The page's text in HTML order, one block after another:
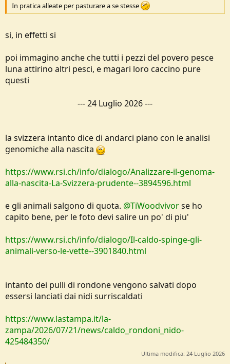
In pratica alleate per pasturare a se stesse
si, in effetti si
poi immagino anche che tutti i pezzi del povero pesce
luna attirino altri pesci, e magari loro caccino pure
questi
---24 Luglio 2026---
la svizzera intanto dice di andarci piano con le analisi
genomiche alla nascita
https://www.rsi.ch/info/dialogo/Analizzare-il-genoma-
alla-nascita-La-Svizzera-prudente--3894596.html
e gli animali salgono di quota. @TiWoodvivorse ho
capito bene, per le foto devi salire un po' di piu'
https://www.rsi.ch/info/dialogo/Il-caldo-spinge-gli-
animali-verso-le-vette--3901840.html
intanto dei pulli di rondone vengono salvati dopo
essersi lanciati dai nidi surriscaldati
https://www.lastampa.it/la-
zampa/2026/07/21/news/caldo_rondoni_nido-
425484350/
Ultima modifica: 24 Luglio 2026